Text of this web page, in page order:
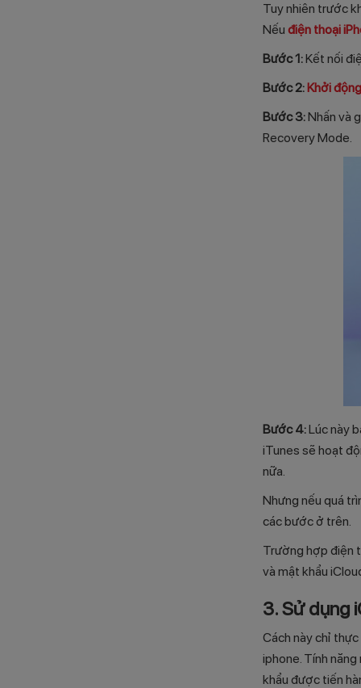
Tuy nhiên trước
Nếu điện thoại
Bước 1:Kết nối
Bước 2: Khởi
Bước 3:Nhấn và
Recovery Mode.
Bước 4:Lúc này
iTunes sẽ hoạt
nữa.
Nhưng nếu quá
các bước ở trên.
Trường hợp điện
và mật khẩu
3. Sử dụng
Cách này chỉ
iphone. Tính
khẩu được tiến